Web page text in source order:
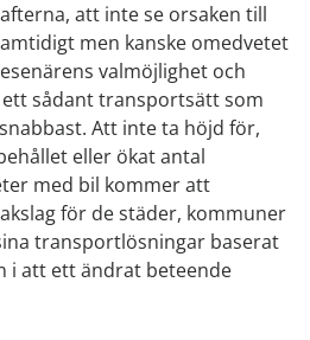
att inte se orsaken till
men kanske omedvetet
valmöjlighet och
sådant transportsätt som
Att inte ta höjd för,
eller ökat antal
med bil kommer att
för de städer, kommuner
transportlösningar baserat
i att ett ändrat beteende